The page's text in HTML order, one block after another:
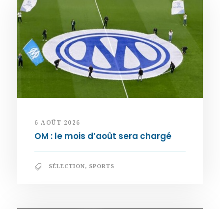
6 AOÛT 2026
OM : le mois d’août sera chargé
SÉLECTION, SPORTS